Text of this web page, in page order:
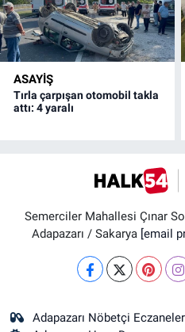
ASAYİŞ
Tırla çarpışan otomobil takla
attı: 4 yaralı
Semerciler Mahallesi Çınar
Adapazarı / Sakarya [email
Adapazarı Nöbetçi Eczaneler